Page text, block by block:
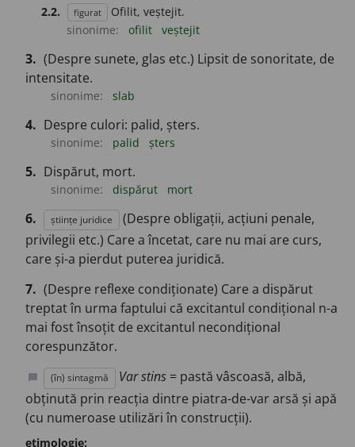
2.2.
figurat
Ofilit, veștejit.
sinonime:
ofilit veștejit
3. (Despre sunete, glas etc.) Lipsit de sonoritate, de
intensitate.
sinonime: slab
4. Despre culori: palid, șters.
sinonime: palid șters
5. Dispărut, mort.
sinonime: dispărut mort
6. științe juridice
(Despre obligații, acțiuni penale,
privilegii etc.) Care a încetat, care nu mai are curs,
care și-a pierdut puterea juridică.
7. (Despre reflexe condiționate) Care a dispărut
treptat în urma faptului că excitantul condițional n-a
mai fost însoțit de excitantul necondițional
corespunzător.
chat_bubble (în) sintagmă Var stins= pastă vâscoasă, albă,
obținută prin reacția dintre piatra-de-var arsă și apă
(cu numeroase utilizări în construcții).
etimologie: